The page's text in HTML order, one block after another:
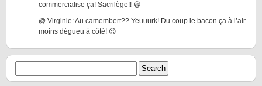
commercialise ça! Sacrilège!! 😀
@ Virginie: Au camembert?? Yeuuurk! Du coup le bacon ça à l’air
moins dégueu à côté! 😉